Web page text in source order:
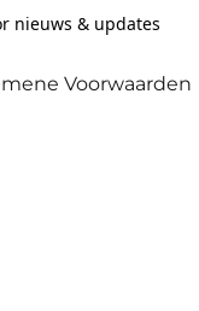
nieuws & updates
Voorwaarden